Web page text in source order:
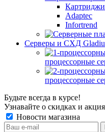
Adaptec
Infortrend
Серверы и СХД
процессорные
процессорные
Будьте всегда в курсе!
Узнавайте о скидках и
Новости магазина